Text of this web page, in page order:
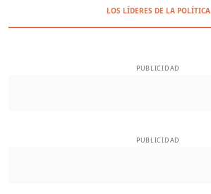
LOS LÍDERES DE LA POLÍTICA
PUBLICIDAD
PUBLICIDAD